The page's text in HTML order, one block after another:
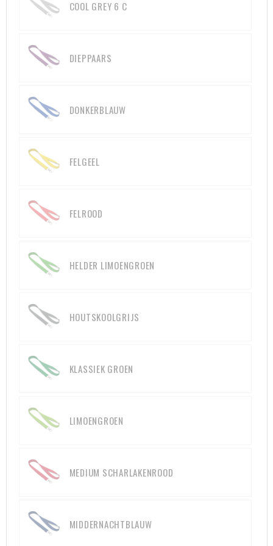
Promotietassen
Golftassen
Reistassensets
Collegetassen
Kledingtassen
Trolleys
Valbeveiliging
COOL GREY 6 C
DIEPPAARS
DONKERBLAUW
FELGEEL
FELROOD
HELDER LIMOENGROEN
HOUTSKOOLGRIJS
KLASSIEK GROEN
LIMOENGROEN
MEDIUM SCHARLAKENROOD
MIDDERNACHTBLAUW